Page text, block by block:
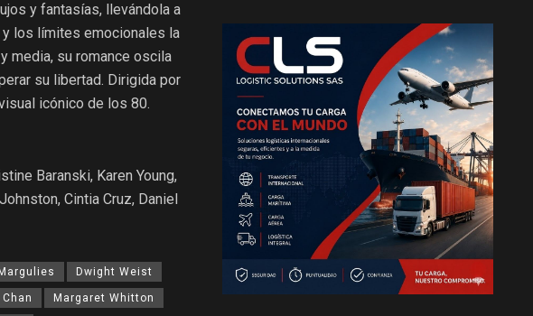
y fantasías, llevándola a
los límites emocionales la
media, su romance oscila
su libertad. Dirigida por
icónico de los 80.
Baranski, Karen Young,
Cintia Cruz, Daniel
Dwight Weist
Chan Margaret Whitton